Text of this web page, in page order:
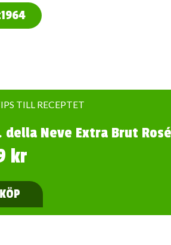
TILL RECEPTET
della Neve Extra Brut Rosé
kr
KÖP